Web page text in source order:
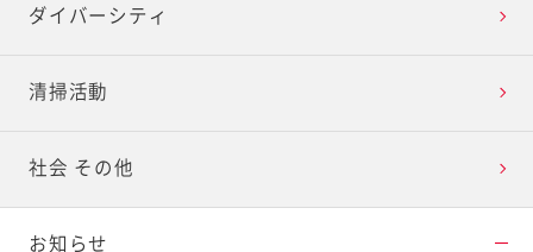
ダイバーシティ
清掃活動
社会 その他
お知らせ